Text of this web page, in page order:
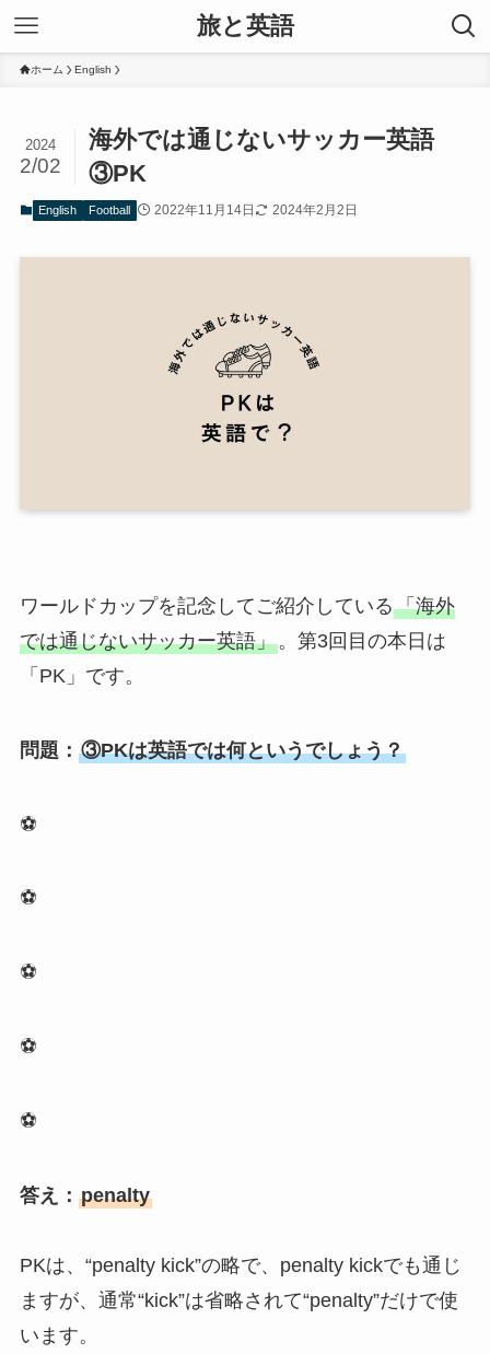
旅と英語
ホーム English
海外では通じないサッカー英語
③PK
2024
2/02
English Football 2022年11月14日 2024年2月2日
ワールドカップを記念してご紹介している「海外
では通じないサッカー英語」。第3回目の本日は
「PK」です。
問題： ③PKは英語では何というでしょう？
⚽
⚽
⚽
⚽
⚽
答え： penalty
PKは、“penalty kick”の略で、penalty kickでも通じ
ますが、通常“kick”は省略されて“penalty”だけで使
います。